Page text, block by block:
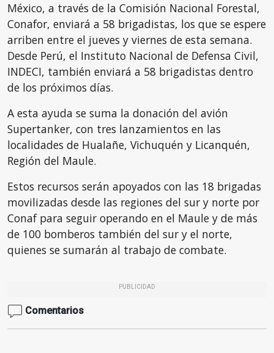
México, a través de la Comisión Nacional Forestal,
Conafor, enviará a 58 brigadistas, los que se espere
arriben entre el jueves y viernes de esta semana.
Desde Perú, el Instituto Nacional de Defensa Civil,
INDECI, también enviará a 58 brigadistas dentro
de los próximos días.
A esta ayuda se suma la donación del avión
Supertanker, con tres lanzamientos en las
localidades de Hualañe, Vichuquén y Licanquén,
Región del Maule.
Estos recursos serán apoyados con las 18 brigadas
movilizadas desde las regiones del sur y norte por
Conaf para seguir operando en el Maule y de más
de 100 bomberos también del sur y el norte,
quienes se sumarán al trabajo de combate.
PUBLICIDAD
Comentarios